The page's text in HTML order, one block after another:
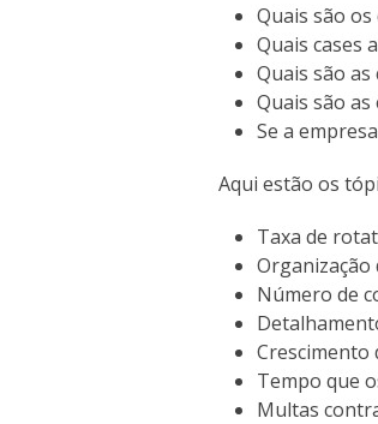
Quais são
Quais cases
Quais são as
Quais são
Se a
Aqui estão os
Taxa de
Organização
Número de
Crescimento
Tempo que
Multas